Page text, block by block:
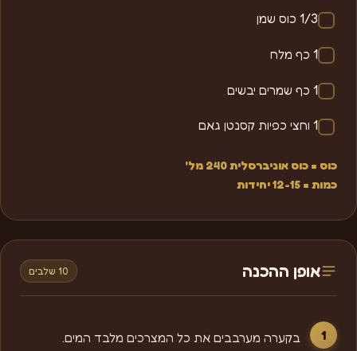
1/3 כוס שמן
1 כף מלח
1 כף שמרים יבשים
1 וחצי כפיות קסנטן גאם
כוס = כוס אוניברסלית 240 מל'
כמות = 12-15 יחידות
אופן ההכנה 10 שלבים
בקערה מערבבים את כל המצרכים מלבד המים.